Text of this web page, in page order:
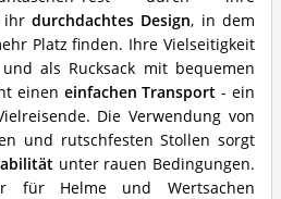
ihrdurchdachtes Design, in dem
Platz finden. Ihre Vielseitigkeit
als Rucksack mit bequemen
einen einfachen Transport - ein
Die Verwendung von
und rutschfesten Stollen sorgt
unter rauen Bedingungen.
für Helme und Wertsachen